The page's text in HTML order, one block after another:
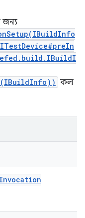
জন্য
কল